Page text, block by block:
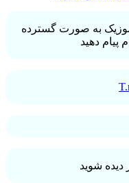
به صورت گسترده
شوید